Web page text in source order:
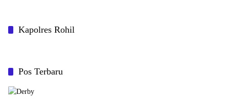
Kapolres Rohil
Pos Terbaru